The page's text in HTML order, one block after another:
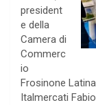
president
e della
Camera di
Commerc
io
Frosinone
Italmercati